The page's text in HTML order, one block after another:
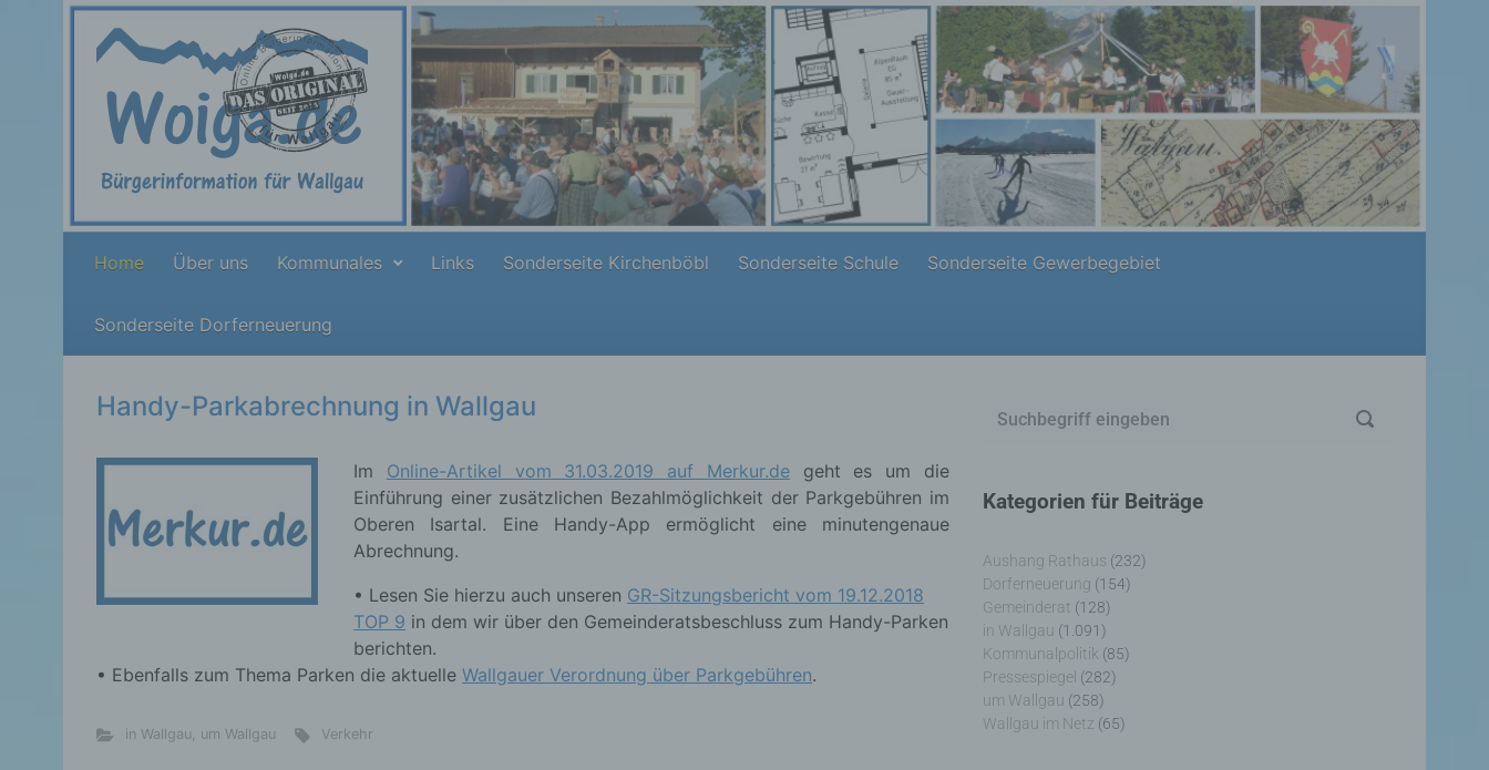
Zum Hauptinhalt springen
Home Über uns Kommunales Links Sonderseite Kirchenböbl Sonderseite Schule Sonderseite Gewerbegebiet
Sonderseite Dorferneuerung
Handy-Parkabrechnung in Wallgau
Im Online-Artikel vom 31.03.2019 auf Merkur.degeht es um die
Einführung einer zusätzlichen Bezahlmöglichkeit der Parkgebühren im
Oberen Isartal. Eine Handy-App ermöglicht eine minutengenaue
Abrechnung.
• Lesen Sie hierzu auch unseren GR-Sitzungsbericht vom 19.12.2018
TOP 9 in dem wir über den Gemeinderatsbeschluss zum Handy-Parken
berichten.
• Ebenfalls zum Thema Parken die aktuelle Wallgauer Verordnung über Parkgebühren.
in Wallgau, um Wallgau Verkehr
Kategorien für Beiträge
Aushang Rathaus (232)
Dorferneuerung (154)
Gemeinderat (128)
in Wallgau (1.091)
Kommunalpolitik (85)
Pressespiegel (282)
um Wallgau (258)
Wallgau im Netz (65)